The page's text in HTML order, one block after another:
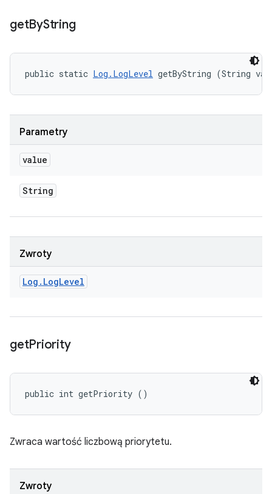
getByString
public static Log.LogLevel getByString (String
Parametry
value
String
Zwroty
Log . LogLevel
getPriority
public int getPriority ()
Zwraca wartość liczbową priorytetu.
Zwroty